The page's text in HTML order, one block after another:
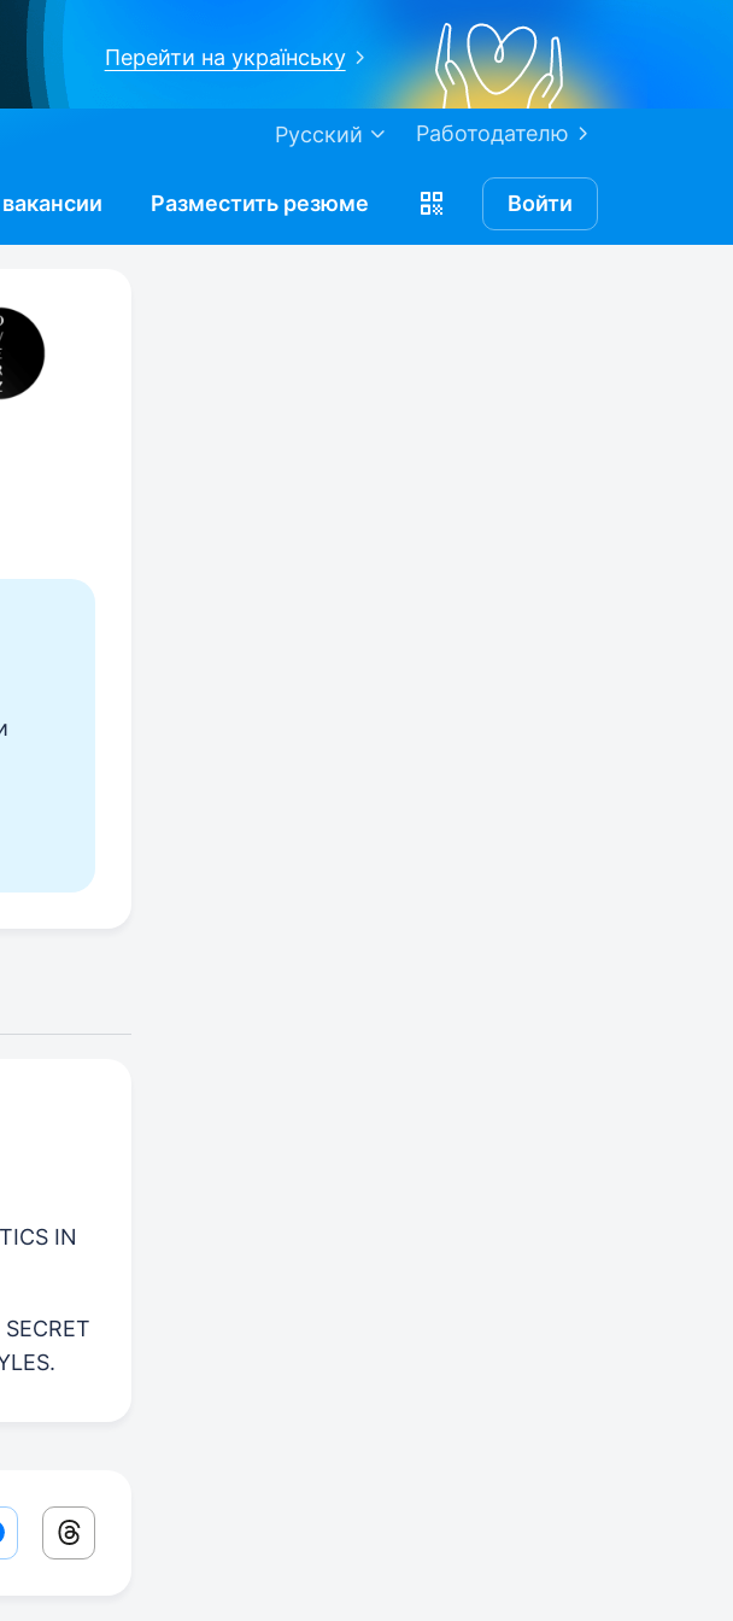
Перейти на українську
Работодателю
Русский
вакансии Разместить резюме Войти
IN
share link
Threads share link